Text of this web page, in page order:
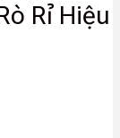
Rỉ Hiệu